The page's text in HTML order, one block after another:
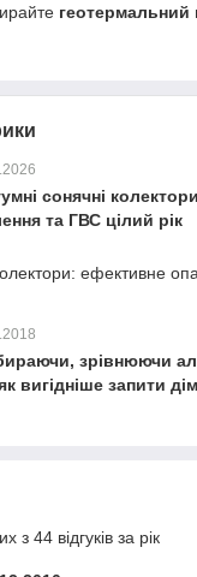
геотермальний
сонячні
та ГВС цілий рік
ефективне
зрівнюючи
вигідніше запити дім
з 44 відгуків за рік